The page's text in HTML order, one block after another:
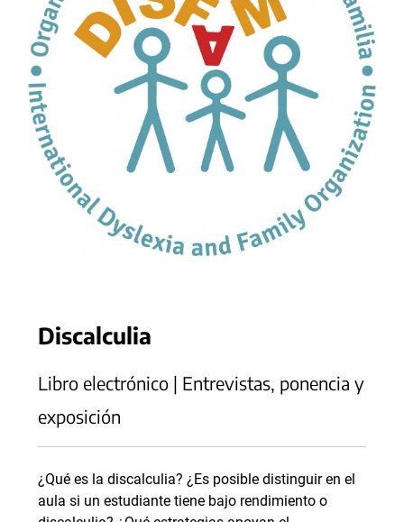
Discalculia
Libro electrónico | Entrevistas, ponencia y
exposición
¿Qué es la discalculia? ¿Es posible distinguir en el
aula si un estudiante tiene bajo rendimiento o